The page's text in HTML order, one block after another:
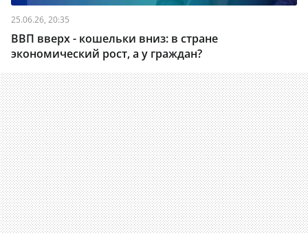
25.06.26, 20:35
ВВП вверх - кошельки вниз: в стране
экономический рост, а у граждан?